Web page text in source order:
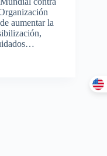
aumentar la